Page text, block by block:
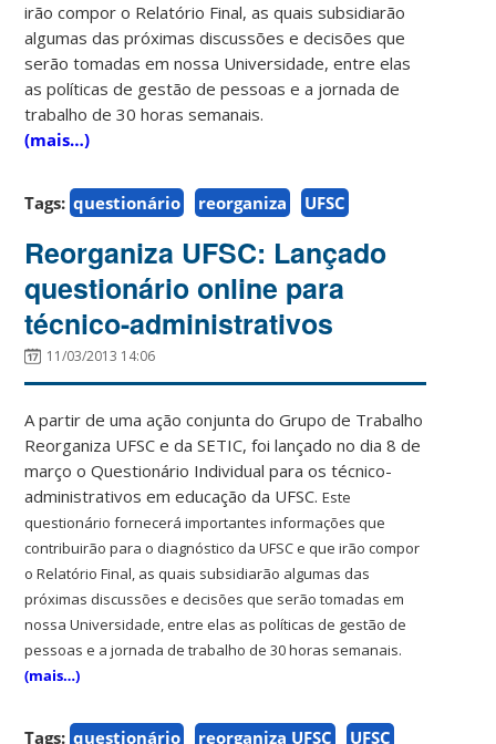
irão compor o Relatório Final, as quais subsidiarão
algumas das próximas discussões e decisões que
serão tomadas em nossa Universidade, entre elas
as políticas de gestão de pessoas e a jornada de
trabalho de 30 horas semanais.
(mais…)
Tags: questionário reorganiza UFSC
Reorganiza UFSC: Lançado
questionário online para
técnico-administrativos
11/03/2013 14:06
A partir de uma ação conjunta do Grupo de Trabalho
Reorganiza UFSC e da SETIC, foi lançado no dia 8 de
março o Questionário Individual para os técnico-
administrativos em educação da UFSC.Este
questionário fornecerá importantes informações que
contribuirão para o diagnóstico da UFSC e que irão compor
o Relatório Final, as quais subsidiarão algumas das
próximas discussões e decisões que serão tomadas em
nossa Universidade, entre elas as políticas de gestão de
pessoas e a jornada de trabalho de 30 horas semanais.
(mais…)
Tags: questionário reorganiza UFSC UFSC